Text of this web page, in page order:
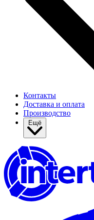
Контакты
Доставка и оплата
Производство